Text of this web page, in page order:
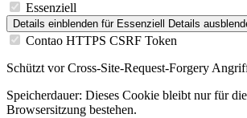
Essenziell
Details einblenden für Essenziell Details
Contao HTTPS CSRF Token
Schützt vor Cross-Site-Request-Forgery
Speicherdauer: Dieses Cookie bleibt nur für
Browsersitzung bestehen.